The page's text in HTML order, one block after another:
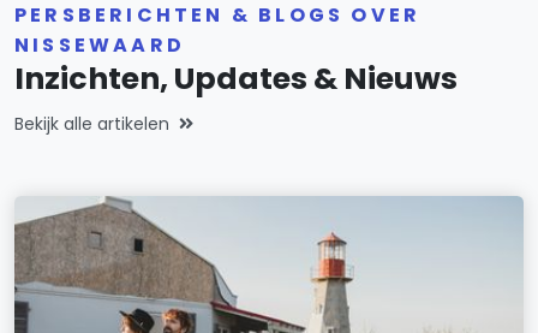
PERSBERICHTEN & BLOGS OVER
NISSEWAARD
Inzichten, Updates & Nieuws
Bekijk alle artikelen